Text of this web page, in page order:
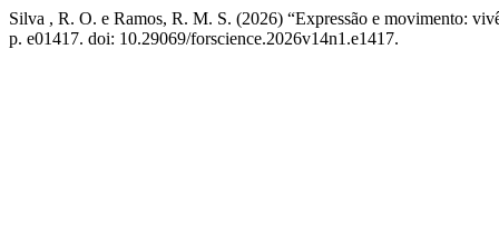
Silva , R. O. e Ramos, R. M. S. (2026) “Expressão e movimento:
p. e01417. doi: 10.29069/forscience.2026v14n1.e1417.